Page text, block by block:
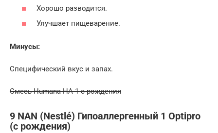
Хорошо разводится.
Улучшает пищеварение.
Минусы:
Специфический вкус и запах.
Смесь Humana HA 1 с рождения
9 NAN (Nestlé) Гипоаллергенный 1 Optipro
(с рождения)